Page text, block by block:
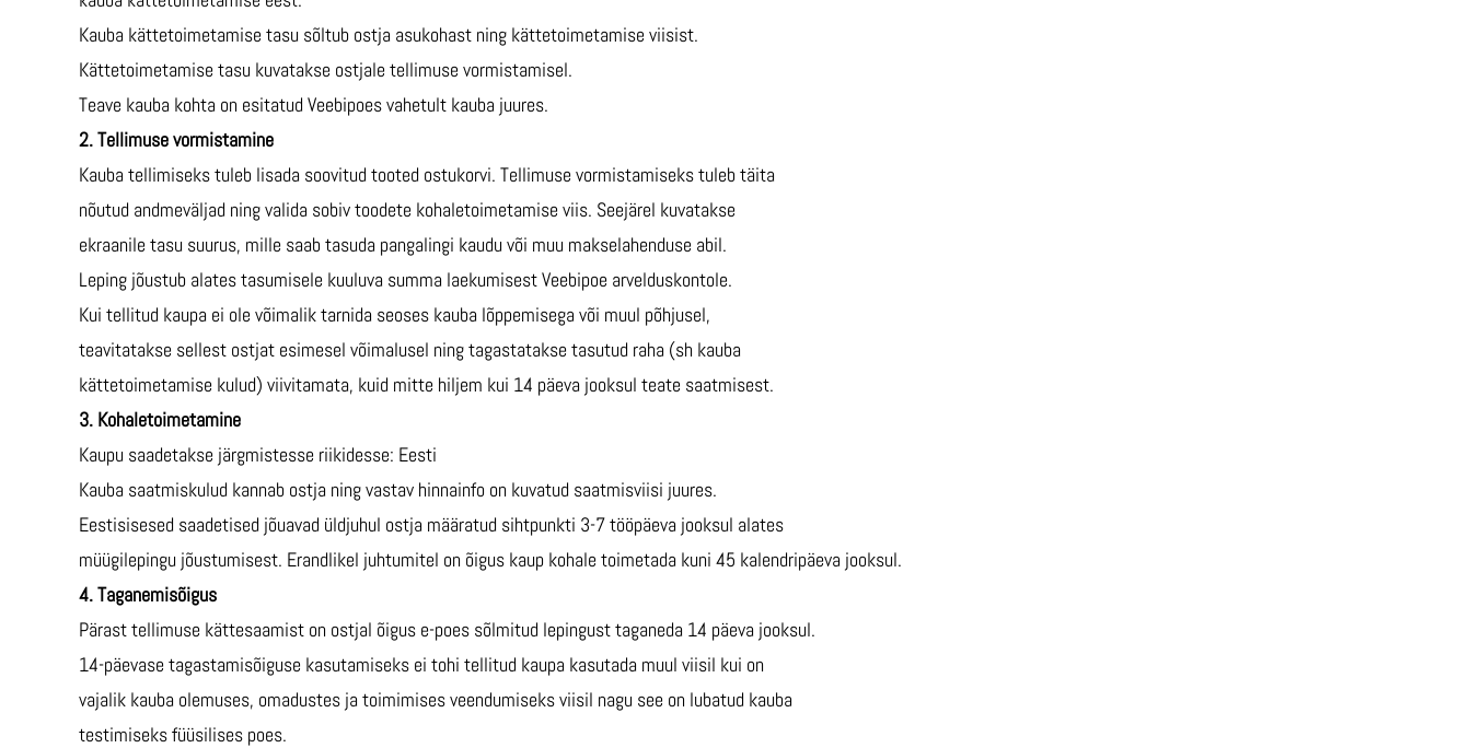
Kauba kättetoimetamise tasu sõltub ostja asukohast ning kättetoimetamise viisist.
Kättetoimetamise tasu kuvatakse ostjale tellimuse vormistamisel.
Teave kauba kohta on esitatud Veebipoes vahetult kauba juures.
2. Tellimuse vormistamine
Kauba tellimiseks tuleb lisada soovitud tooted ostukorvi. Tellimuse vormistamiseks tuleb täita
nõutud andmeväljad ning valida sobiv toodete kohaletoimetamise viis. Seejärel kuvatakse
ekraanile tasu suurus, mille saab tasuda pangalingi kaudu või muu makselahenduse abil.
Leping jõustub alates tasumisele kuuluva summa laekumisest Veebipoe arvelduskontole.
Kui tellitud kaupa ei ole võimalik tarnida seoses kauba lõppemisega või muul põhjusel,
teavitatakse sellest ostjat esimesel võimalusel ning tagastatakse tasutud raha (sh kauba
kättetoimetamise kulud) viivitamata, kuid mitte hiljem kui 14 päeva jooksul teate saatmisest.
3. Kohaletoimetamine
Kaupu saadetakse järgmistesse riikidesse: Eesti
Kauba saatmiskulud kannab ostja ning vastav hinnainfo on kuvatud saatmisviisi juures.
Eestisisesed saadetised jõuavad üldjuhul ostja määratud sihtpunkti 3-7 tööpäeva jooksul alates
müügilepingu jõustumisest. Erandlikel juhtumitel on õigus kaup kohale toimetada kuni 45 kalendripäeva jooksul.
4. Taganemisõigus
Pärast tellimuse kättesaamist on ostjal õigus e-poes sõlmitud lepingust taganeda 14 päeva jooksul.
14-päevase tagastamisõiguse kasutamiseks ei tohi tellitud kaupa kasutada muul viisil kui on
vajalik kauba olemuses, omadustes ja toimimises veendumiseks viisil nagu see on lubatud kauba
testimiseks füüsilises poes.